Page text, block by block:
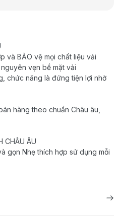
và BẢO vệ mọi chất liệu vải
vẹn bề mặt vải
chức năng là đứng tiện lợi nhờ
hàng theo chuẩn Châu âu,
CHÂU ÂU
gọn Nhẹ thích hợp sử dụng mỗi